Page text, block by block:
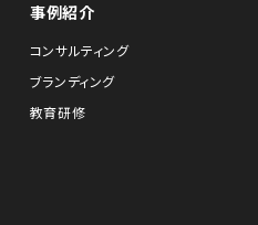
事例紹介
コンサルティング
ブランディング
教育研修